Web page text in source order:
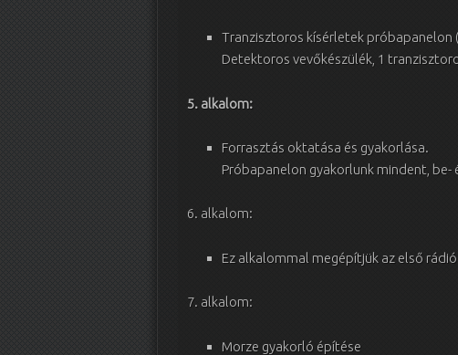
Tranzisztoros kísérletek próbapanelon
Detektoros vevőkészülék, 1
5. alkalom:
Forrasztás oktatása és gyakorlása.
Próbapanelon gyakorlunk mindent, be-
6. alkalom:
Ez alkalommal megépítjük az első
7. alkalom:
Morze gyakorló építése